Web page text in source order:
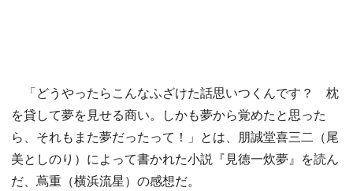
「どうやったらこんなふざけた話思いつくんです？ 枕
を貸して夢を見せる商い。しかも夢から覚めたと思った
ら、それもまた夢だったって！」とは、朋誠堂喜三二（尾
美としのり）によって書かれた小説『見徳一炊夢』を読ん
だ、蔦重（横浜流星）の感想だ。